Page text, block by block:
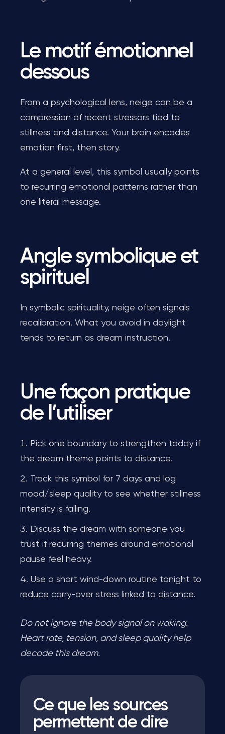
Le motif émotionnel
dessous
From a psychological lens, neige can be a
compression of recent stressors tied to
stillness and distance. Your brain encodes
emotion first, then story.
At a general level, this symbol usually points
to recurring emotional patterns rather than
one literal message.
Angle symbolique et
spirituel
In symbolic spirituality, neige often signals
recalibration. What you avoid in daylight
tends to return as dream instruction.
Une façon pratique
de l’utiliser
Pick one boundary to strengthen today if
the dream theme points to distance.
Track this symbol for 7 days and log
mood/sleep quality to see whether stillness
intensity is falling.
Discuss the dream with someone you
trust if recurring themes around emotional
pause feel heavy.
Use a short wind-down routine tonight to
reduce carry-over stress linked to distance.
Do not ignore the body signal on waking.
Heart rate, tension, and sleep quality help
decode this dream.
Ce que les sources
permettent de dire